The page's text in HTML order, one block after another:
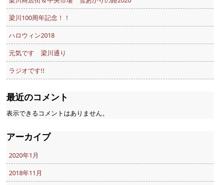
梁川100周年記念！！
ハロウィン2018
元気です 梁川通り
ラジオです!!
最近のコメント
表示できるコメントはありません。
アーカイブ
2020年1月
2018年11月